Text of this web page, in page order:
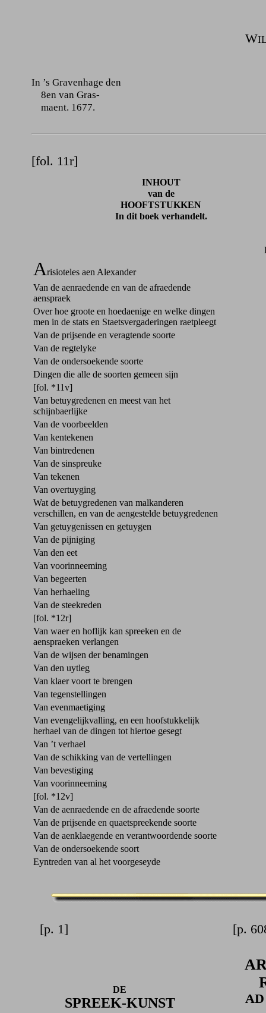
W
In ’s Gravenhage den
8en van Gras-
maent. 1677.
[fol. 11r]
INHOUT
van de
HOOFTSTUKKEN
In dit boek verhandelt.
Arisioteles aen Alexander
Van de aenraedende en van de afraedende
aenspraek
Over hoe groote en hoedaenige en welke dingen
men in de stats en Staetsvergaderingen raetpleegt
Van de prijsende en veragtende soorte
Van de regtelyke
Van de ondersoekende soorte
Dingen die alle de soorten gemeen sijn
[fol. *11v]
Van betuygredenen en meest van het
schijnbaerlijke
Van de voorbeelden
Van kentekenen
Van bintredenen
Van de sinspreuke
Van tekenen
Van overtuyging
Wat de betuygredenen van malkanderen
verschillen, en van de aengestelde betuygredenen
Van getuygenissen en getuygen
Van de pijniging
Van den eet
Van voorinneeming
Van begeerten
Van herhaeling
Van de steekreden
[fol. *12r]
Van waer en hoflijk kan spreeken en de
aenspraeken verlangen
Van de wijsen der benamingen
Van den uytleg
Van klaer voort te brengen
Van tegenstellingen
Van evenmaetiging
Van evengelijkvalling, en een hoofstukkelijk
herhael van de dingen tot hiertoe gesegt
Van ’t verhael
Van de schikking van de vertellingen
Van bevestiging
Van voorinneeming
[fol. *12v]
Van de aenraedende en de afraedende soorte
Van de prijsende en quaetspreekende soorte
Van de aenklaegende en verantwoordende soorte
Van de ondersoekende soort
Eyntreden van al het voorgeseyde
[p. 1] [p.
DE
SPREEK-KUNST